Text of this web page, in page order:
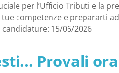
per l’Ufficio Tributi e la
competenze e prepararti
15/06/2026
Provali